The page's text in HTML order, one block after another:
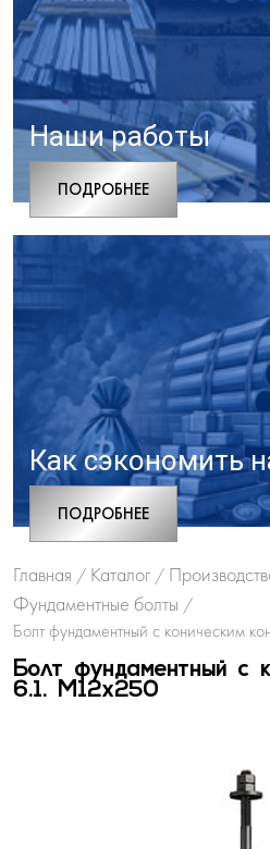
Наши работы
ПОДРОБНЕЕ
Как сэкономить
ПОДРОБНЕЕ
Главная / Каталог /
Фундаментные болты /
Болт фундаментный с коническим
Болт фундаментный с
6.1. М12х250